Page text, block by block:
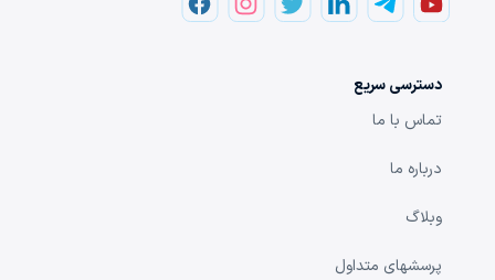
دسترسی سریع
تماس با ما
درباره ما
وبلاگ
پرسشهای متداول